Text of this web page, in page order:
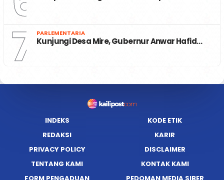
7 PARLEMENTARIA
Kunjungi Desa Mire, Gubernur Anwar Hafid…
INDEKS
KODE ETIK
REDAKSI
KARIR
PRIVACY POLICY
DISCLAIMER
TENTANG KAMI
KONTAK KAMI